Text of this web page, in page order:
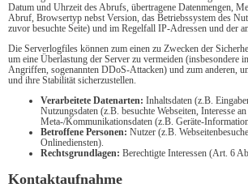
Datum und Uhrzeit des Abrufs, übertragene Datenmengen,
Abruf, Browsertyp nebst Version, das Betriebssystem des
zuvor besuchte Seite) und im Regelfall IP-Adressen und der
Die Serverlogfiles können zum einen zu Zwecken der
um eine Überlastung der Server zu vermeiden (insbesondere
Angriffen, sogenannten DDoS-Attacken) und zum anderen,
und ihre Stabilität sicherzustellen.
Verarbeitete Datenarten: Inhaltsdaten (z.B.
Nutzungsdaten (z.B. besuchte Webseiten, Interesse
Meta-/Kommunikationsdaten (z.B. Geräte-
Betroffene Personen: Nutzer (z.B.
Onlinediensten).
Rechtsgrundlagen: Berechtigte Interessen (Art. 6
Kontaktaufnahme